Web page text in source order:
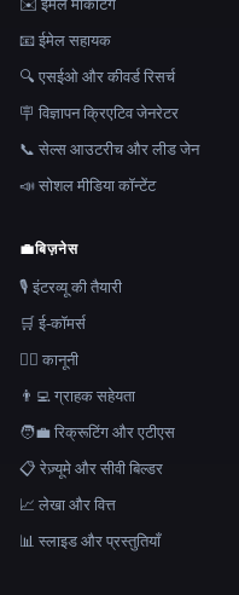
✉️ ईमेल मार्केटिंग
📧 ईमेल सहायक
🔍 एसईओ और कीवर्ड रिसर्च
🪧 विज्ञापन क्रिएटिव जेनरेटर
📞 सेल्स आउटरीच और लीड जेन
📣 सोशल मीडिया कॉन्टेंट
💼बिज़नेस
🎙️ इंटरव्यू की तैयारी
🛒 ई-कॉमर्स
👩‍⚖️ कानूनी
👨‍💻 ग्राहक सहेयता
🧑‍💼 रिक्रूटिंग और एटीएस
📋 रेज़्यूमे और सीवी बिल्डर
📈 लेखा और वित्त
📊 स्लाइड और प्रस्तुतियाँ